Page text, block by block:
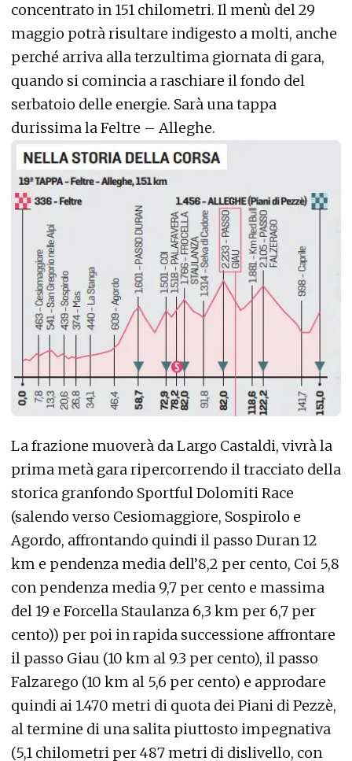
concentrato in 151 chilometri. Il menù del 29
maggio potrà risultare indigesto a molti, anche
perché arriva alla terzultima giornata di gara,
quando si comincia a raschiare il fondo del
serbatoio delle energie. Sarà una tappa
durissima la Feltre – Alleghe.
La frazione muoverà da Largo Castaldi, vivrà la
prima metà gara ripercorrendo il tracciato della
storica granfondo Sportful Dolomiti Race
(salendo verso Cesiomaggiore, Sospirolo e
Agordo, affrontando quindi il passo Duran 12
km e pendenza media dell’8,2 per cento, Coi 5,8
con pendenza media 9,7 per cento e massima
del 19 e Forcella Staulanza 6,3 km per 6,7 per
cento)) per poi in rapida successione affrontare
il passo Giau (10 km al 9.3 per cento), il passo
Falzarego (10 km al 5,6 per cento) e approdare
quindi ai 1.470 metri di quota dei Piani di Pezzè,
al termine di una salita piuttosto impegnativa
(5,1 chilometri per 487 metri di dislivello, con